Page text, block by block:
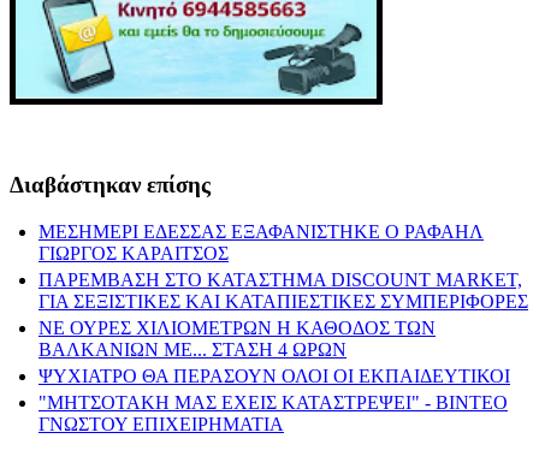
Διαβάστηκαν επίσης
ΜΕΣΗΜΕΡΙ ΕΔΕΣΣΑΣ ΕΞΑΦΑΝΙΣΤΗΚΕ Ο ΡΑΦΑΗΛ
ΓΙΩΡΓΟΣ ΚΑΡΑΙΤΣΟΣ
ΠΑΡΕΜΒΑΣΗ ΣΤΟ ΚΑΤΑΣΤΗΜΑ DISCOUNT MARKET,
ΓΙΑ ΣΕΞΙΣΤΙΚΕΣ ΚΑΙ ΚΑΤΑΠΙΕΣΤΙΚΕΣ ΣΥΜΠΕΡΙΦΟΡΕΣ
ΝΕ ΟΥΡΕΣ ΧΙΛΙΟΜΕΤΡΩΝ Η ΚΑΘΟΔΟΣ ΤΩΝ
ΒΑΛΚΑΝΙΩΝ ΜΕ... ΣΤΑΣΗ 4 ΩΡΩΝ
ΨΥΧΙΑΤΡΟ ΘΑ ΠΕΡΑΣΟΥΝ ΟΛΟΙ ΟΙ ΕΚΠΑΙΔΕΥΤΙΚΟΙ
"ΜΗΤΣΟΤΑΚΗ ΜΑΣ ΕΧΕΙΣ ΚΑΤΑΣΤΡΕΨΕΙ" - ΒΙΝΤΕΟ
ΓΝΩΣΤΟΥ ΕΠΙΧΕΙΡΗΜΑΤΙΑ